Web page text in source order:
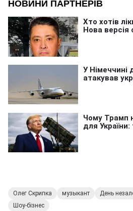
Олег Скрипка музыкант
День
Шоу-бізнес